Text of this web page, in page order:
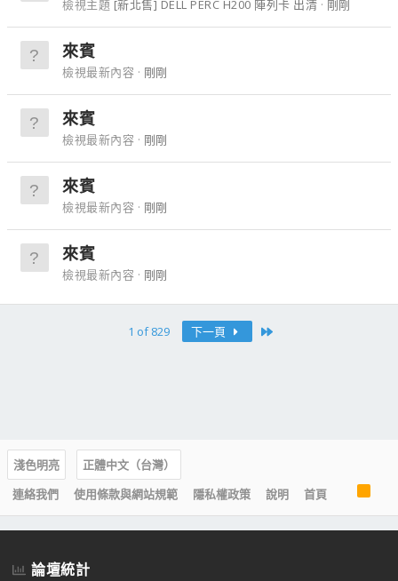
檢視主題 [新北售] DELL PERC H200 陣列卡 出清 剛剛
來賓
檢視最新內容 剛剛
來賓
檢視最新內容 剛剛
來賓
檢視最新內容 剛剛
來賓
檢視最新內容 剛剛
1 of 829 下一頁
淺色明亮
正體中文（台灣）
連絡我們
使用條款與網站規範 隱私權政策 說明 首頁
R
S
S
論壇統計